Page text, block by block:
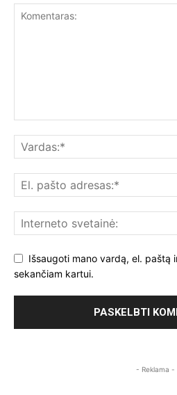
Išsaugoti mano vardą, el. paštą
sekančiam kartui.
- Reklama -